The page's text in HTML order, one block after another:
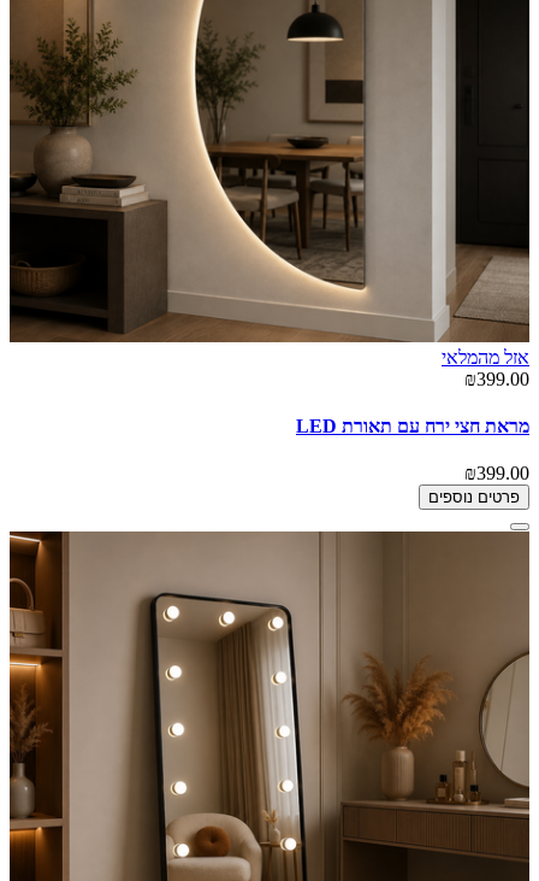
אזל מהמלאי
₪399.00
מראת חצי ירח עם תאורת LED
₪399.00
פרטים נוספים